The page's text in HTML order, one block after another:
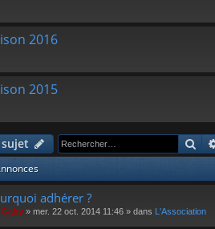
2016
2015
adhérer ?
Gaby » mer. 22 oct. 2014 11:46 » dans L'Association